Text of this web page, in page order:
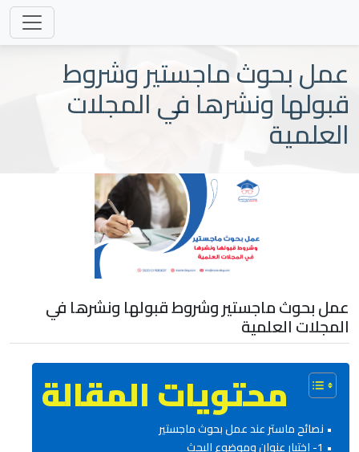
عمل بحوث ماجستير وشروط
قبولها ونشرها في المجلات
العلمية
عمل بحوث ماجستير وشروط قبولها ونشرها في
المجلات العلمية
محتويات المقالة
نصائح ماستر عند عمل بحوث ماجستير
1- اختيار عنوان وموضوع البحث